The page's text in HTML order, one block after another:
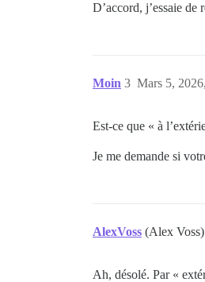
D’accord, j’essaie
Moin Mars 5,
3
Est-ce que « à
Je me demande si
AlexVoss (Alex Voss)
Ah, désolé. Par «